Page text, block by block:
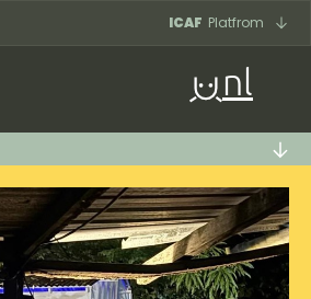
ICAF Platfrom
nl